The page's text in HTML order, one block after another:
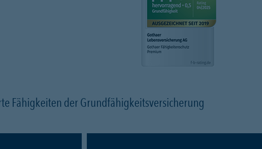
Fähigkeiten der Grundfähigkeitsversicherung